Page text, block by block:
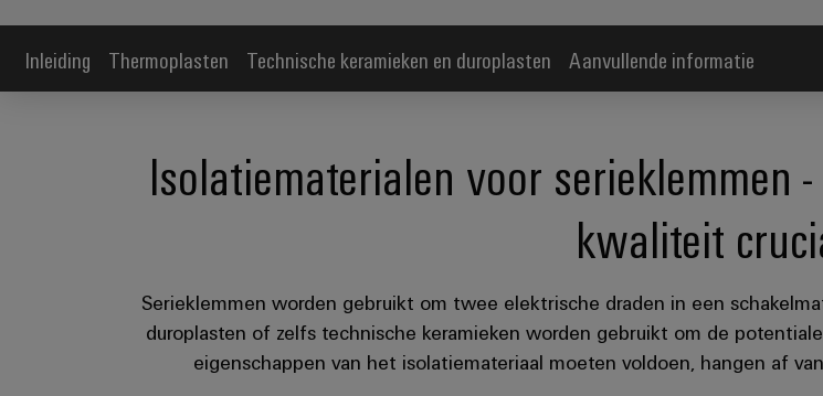
Inleiding Thermoplasten Technische keramieken en duroplasten Aanvullende informatie
Isolatiematerialen voor serieklemmen
kwaliteit
Serieklemmen worden gebruikt om twee elektrische draden in een
duroplasten of zelfs technische keramieken worden gebruikt om de
eigenschappen van het isolatiemateriaal moeten voldoen, hangen af